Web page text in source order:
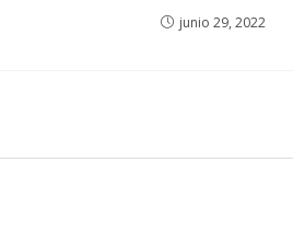
junio 29, 2022